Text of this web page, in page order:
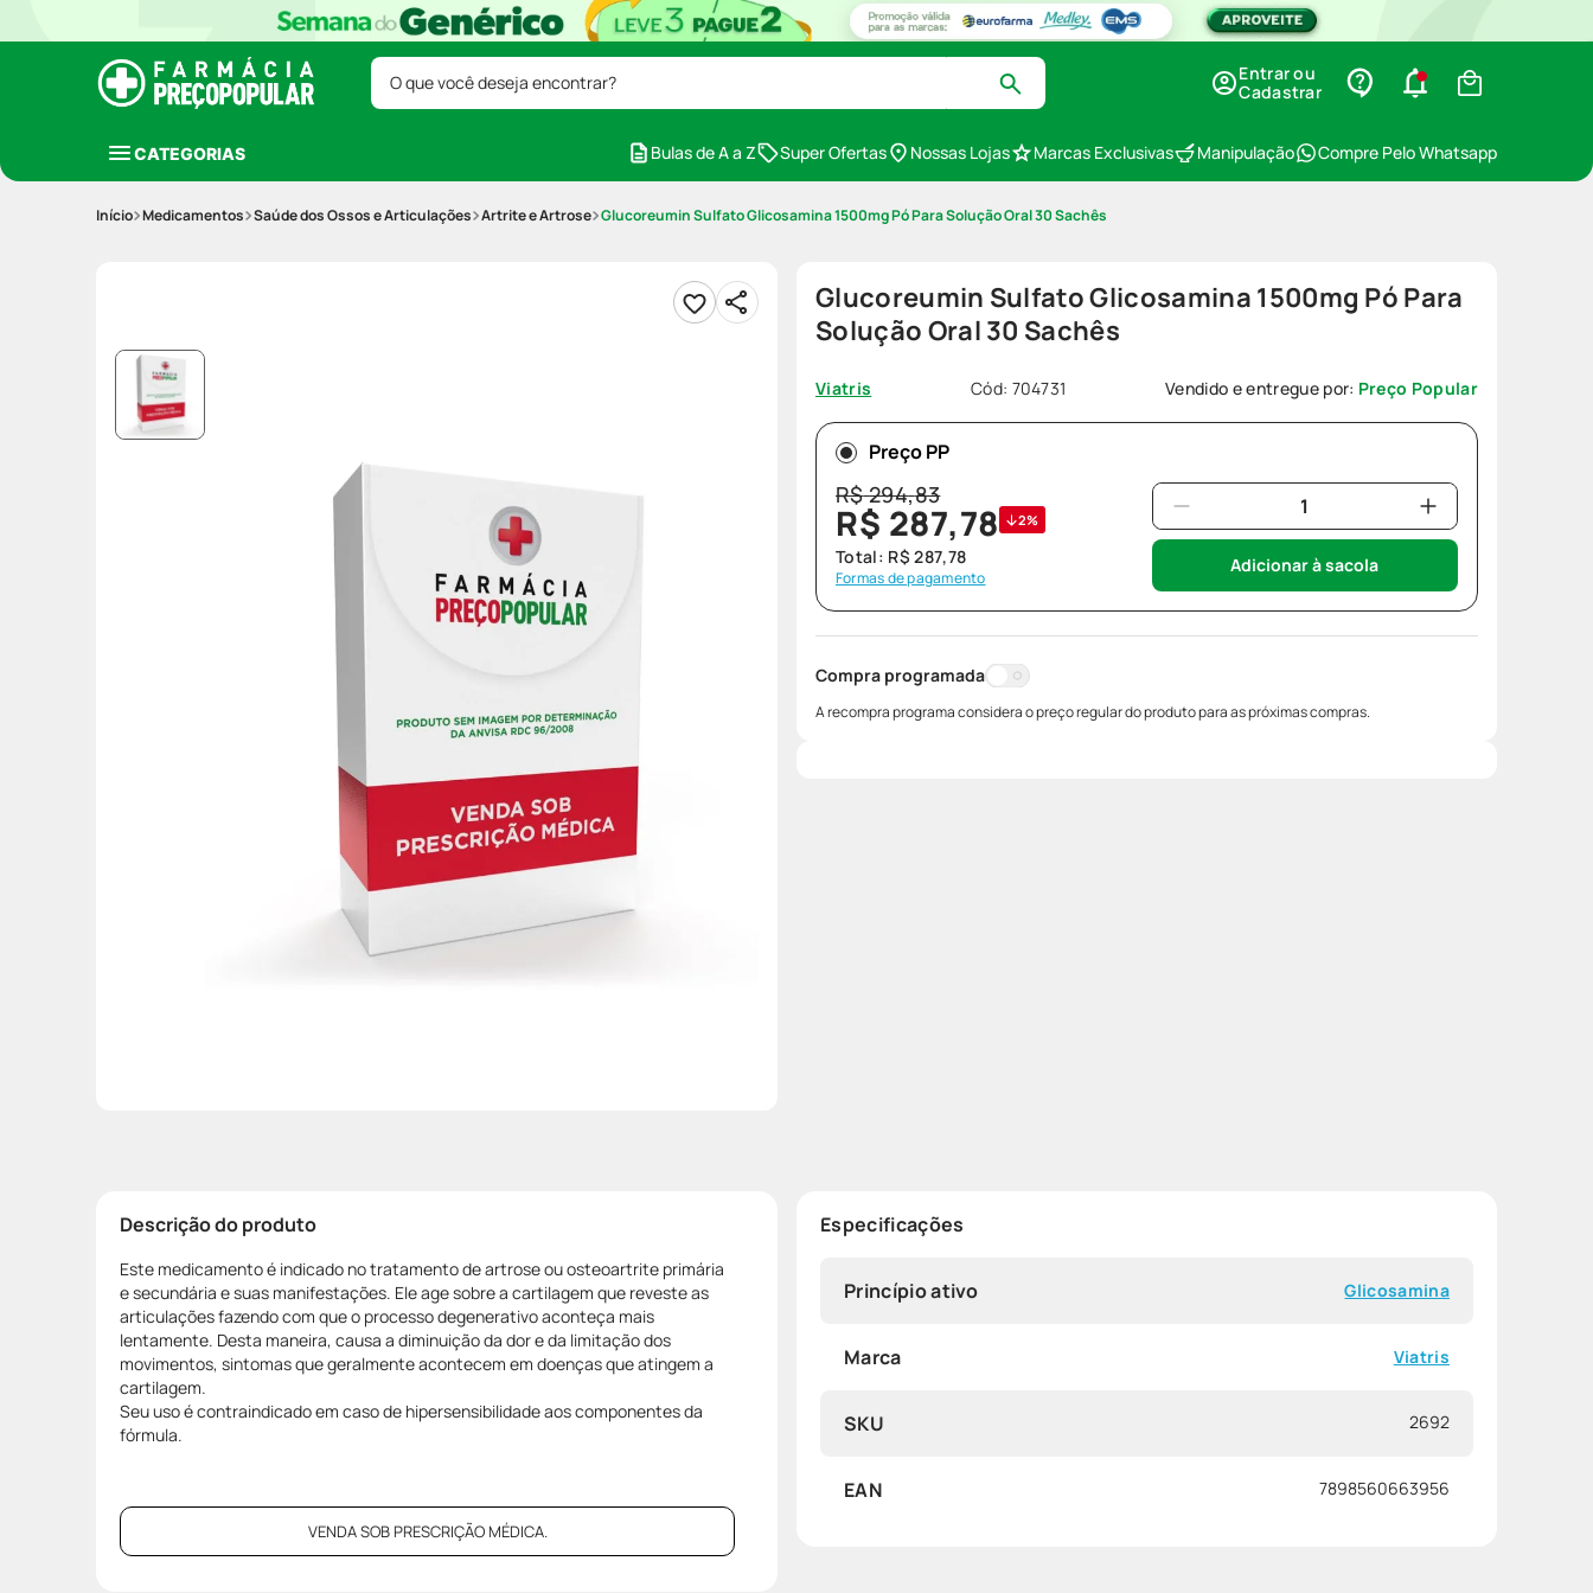
O que você deseja encontrar?
Entrar ou
Cadastrar
CATEGORIAS Bulas de A a Z Super Ofertas Nossas Lojas Marcas Exclusivas Manipulação Compre Pelo Whatsapp
Medicamentos Saúde dos Ossos e Articulações Artrite e Artrose Glucoreumin Sulfato Glicosamina 1500mg Pó Para Solução Oral 30 Sachês
Glucoreumin Sulfato Glicosamina 1500mg Pó Para
Solução Oral 30 Sachês
Viatris Cód: 704731 Vendido e entregue por: Preço Popular
Preço PP
R$294,83
R$ 287,78 2%
Total: R$ 287,78
Formas de pagamento
Adicionar à sacola
Compra programada
A recompra programa considera o preço regular do produto para as próximas compras.
Descrição do produto
Este medicamento é indicado no tratamento de artrose ou osteoartrite primária
e secundária e suas manifestações. Ele age sobre a cartilagem que reveste as
articulações fazendo com que o processo degenerativo aconteça mais
lentamente. Desta maneira, causa a diminuição da dor e da limitação dos
movimentos, sintomas que geralmente acontecem em doenças que atingem a
cartilagem.
Seu uso é contraindicado em caso de hipersensibilidade aos componentes da
fórmula.
VENDA SOB PRESCRIÇÃO MÉDICA.
Especificações
Princípio ativo Glicosamina
Marca Viatris
SKU 2692
EAN 7898560663956